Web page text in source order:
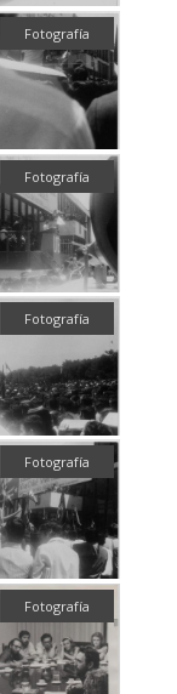
Fotografía
Fotografía
Fotografía
Fotografía
Fotografía